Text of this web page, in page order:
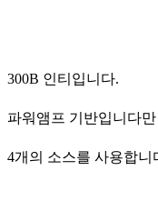
300B 인티입니다.
파워앰프 기반입니다
4개의 소스를 사용합니